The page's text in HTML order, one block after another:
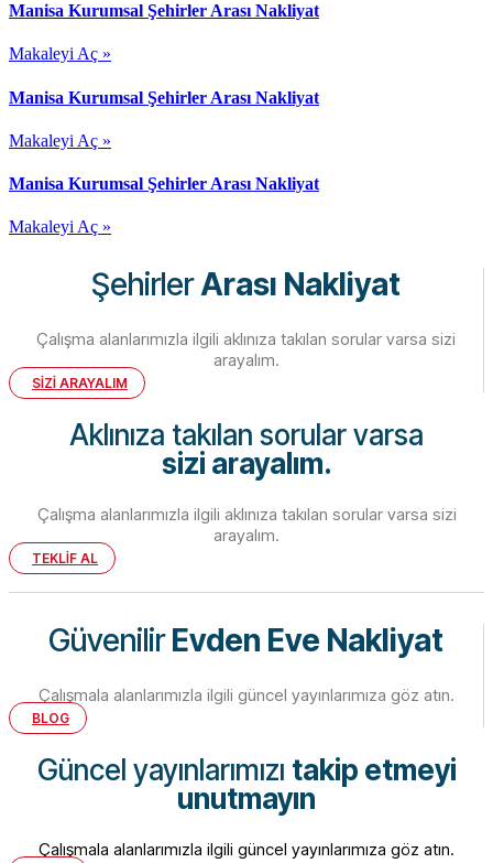
Manisa Kurumsal Şehirler Arası Nakliyat
Makaleyi Aç »
Manisa Kurumsal Şehirler Arası Nakliyat
Makaleyi Aç »
Manisa Kurumsal Şehirler Arası Nakliyat
Makaleyi Aç »
ŞehirlerArası Nakliyat
Çalışma alanlarımızla ilgili aklınıza takılan sorular varsa sizi
arayalım.
SİZİ ARAYALIM
Aklınıza takılan sorular varsa
sizi arayalım.
Çalışma alanlarımızla ilgili aklınıza takılan sorular varsa sizi
arayalım.
TEKLİF AL
GüvenilirEvden Eve Nakliyat
Çalışmala alanlarımızla ilgili güncel yayınlarımıza göz atın.
BLOG
Güncel yayınlarımızı takip etmeyi
unutmayın
Çalışmala alanlarımızla ilgili güncel yayınlarımıza göz atın.